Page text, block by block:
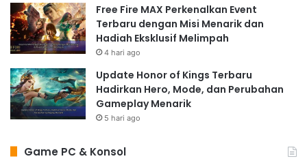
Free Fire MAX Perkenalkan Event
Terbaru dengan Misi Menarik dan
Hadiah Eksklusif Melimpah
4 hari ago
Update Honor of Kings Terbaru
Hadirkan Hero, Mode, dan Perubahan
Gameplay Menarik
5 hari ago
Game PC & Konsol